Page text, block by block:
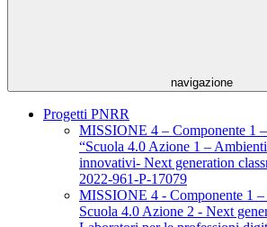
navigazione
Progetti PNRR
MISSIONE 4 – Componente 1
“Scuola 4.0 Azione 1 –
innovativi- Next generation
2022-961-P-17079
MISSIONE 4 - Componente 1 –
Scuola 4.0 Azione 2 - Next